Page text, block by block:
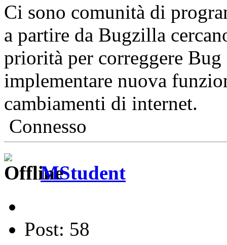
Ci sono comunità di
a partire da Bugzilla
priorità per correggere
implementare nuova
cambiamenti di internet.
Connesso
MStudent
Post: 58